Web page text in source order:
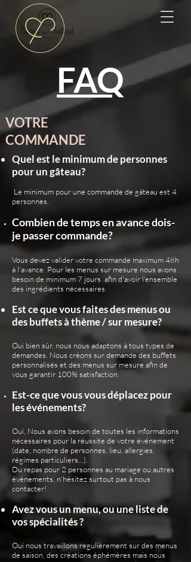
FAQ
VOTRE
COMMANDE
Quel est le minimum de personnes
pour un gâteau?
Le minimum pour une commande de gâteau est 4
personnes.
Combien de temps en avance dois-
je passer commande?
Vous devez valider votre commande maximum 48h
à l'avance. Pour les menus sur mesure nous avons
besoin de minimum 7 jours afin d'avoir l'ensemble
des ingrédients nécessaires.
Est ce que vous faites des menus ou
des buffets à thème / sur mesure?
Oui bien sûr, nous nous adaptons à tous types de
demandes. Nous créons sur demande des buffets
personnalisés et des menus sur mesure afin de
vous garantir 100% satisfaction.
Est-ce que vous vous déplacez pour
les événements?
Oui, Nous avons besoin de toutes les informations
nécessaires pour la réussite de votre événement
(date, nombre de personnes, lieu, allergies,
régimes particuliers...).
Du repas pour 2 personnes au mariage ou autres
événements, n'hésitez surtout pas à nous
contacter!
Avez vous un menu, ou une liste de
vos spécialités ?
Oui nous travaillons regulièrement sur des menus
de saison, des créations éphémères mais nous